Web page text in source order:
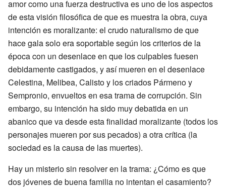
amor como una fuerza destructiva es uno de los aspectos
de esta visión filosófica de que es muestra la obra, cuya
intención es moralizante: el crudo naturalismo de que
hace gala solo era soportable según los criterios de la
época con un desenlace en que los culpables fuesen
debidamente castigados, y así mueren en el desenlace
Celestina, Melibea, Calisto y los criados Pármeno y
Sempronio, envueltos en esa trama de corrupción. Sin
embargo, su intención ha sido muy debatida en un
abanico que va desde esta finalidad moralizante (todos los
personajes mueren por sus pecados) a otra crítica (la
sociedad es la causa de las muertes).
Hay un misterio sin resolver en la trama: ¿Cómo es que
dos jóvenes de buena familia no intentan el casamiento?